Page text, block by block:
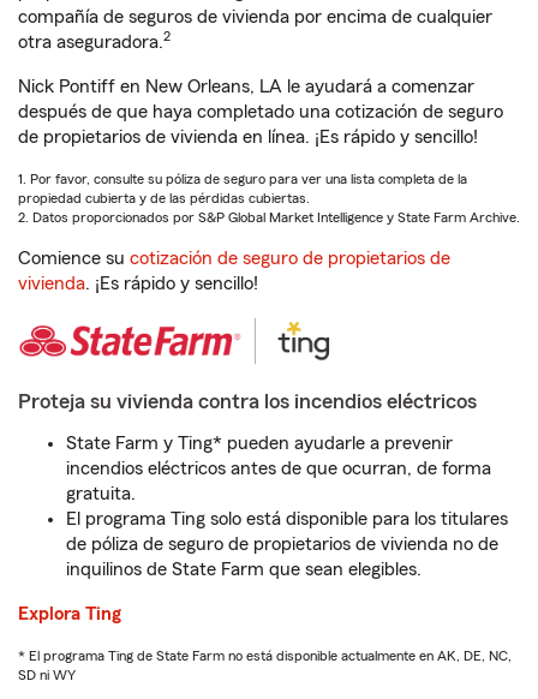
compañía de seguros de vivienda por encima de cualquier
otra aseguradora.2
Nick Pontiff en New Orleans, LA le ayudará a comenzar
después de que haya completado una cotización de seguro
de propietarios de vivienda en línea. ¡Es rápido y sencillo!
1. Por favor, consulte su póliza de seguro para ver una lista completa de la
propiedad cubierta y de las pérdidas cubiertas.
2. Datos proporcionados por S&P Global Market Intelligence y State Farm Archive.
Comience su cotización de seguro de propietarios de
vivienda. ¡Es rápido y sencillo!
Proteja su vivienda contra los incendios eléctricos
State Farm y Ting* pueden ayudarle a prevenir
incendios eléctricos antes de que ocurran, de forma
gratuita.
El programa Ting solo está disponible para los titulares
de póliza de seguro de propietarios de vivienda no de
inquilinos de State Farm que sean elegibles.
Explora Ting
* El programa Ting de State Farm no está disponible actualmente en AK, DE, NC,
SD ni WY